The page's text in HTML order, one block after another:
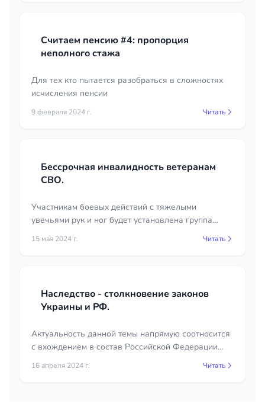
Считаем пенсию #4: пропорция
неполного стажа
Для тех кто пытается разобраться в сложностях
исчисления пенсии
9 февраля 2024 г. Читать
Бессрочная инвалидность ветеранам
СВО.
Участникам боевых действий с тяжелыми
увечьями рук и ног будет установлена группа
инвалидности без указания срока
15 мая 2024 г. Читать
Наследство - столкновение законов
Украины и РФ.
Актуальность данной темы напрямую соотносится
с вхождением в состав Российской Федерации
новых территорий, а также ранее вошедших
Республики Крым и города Севастополя.
16 апреля 2024 г. Читать